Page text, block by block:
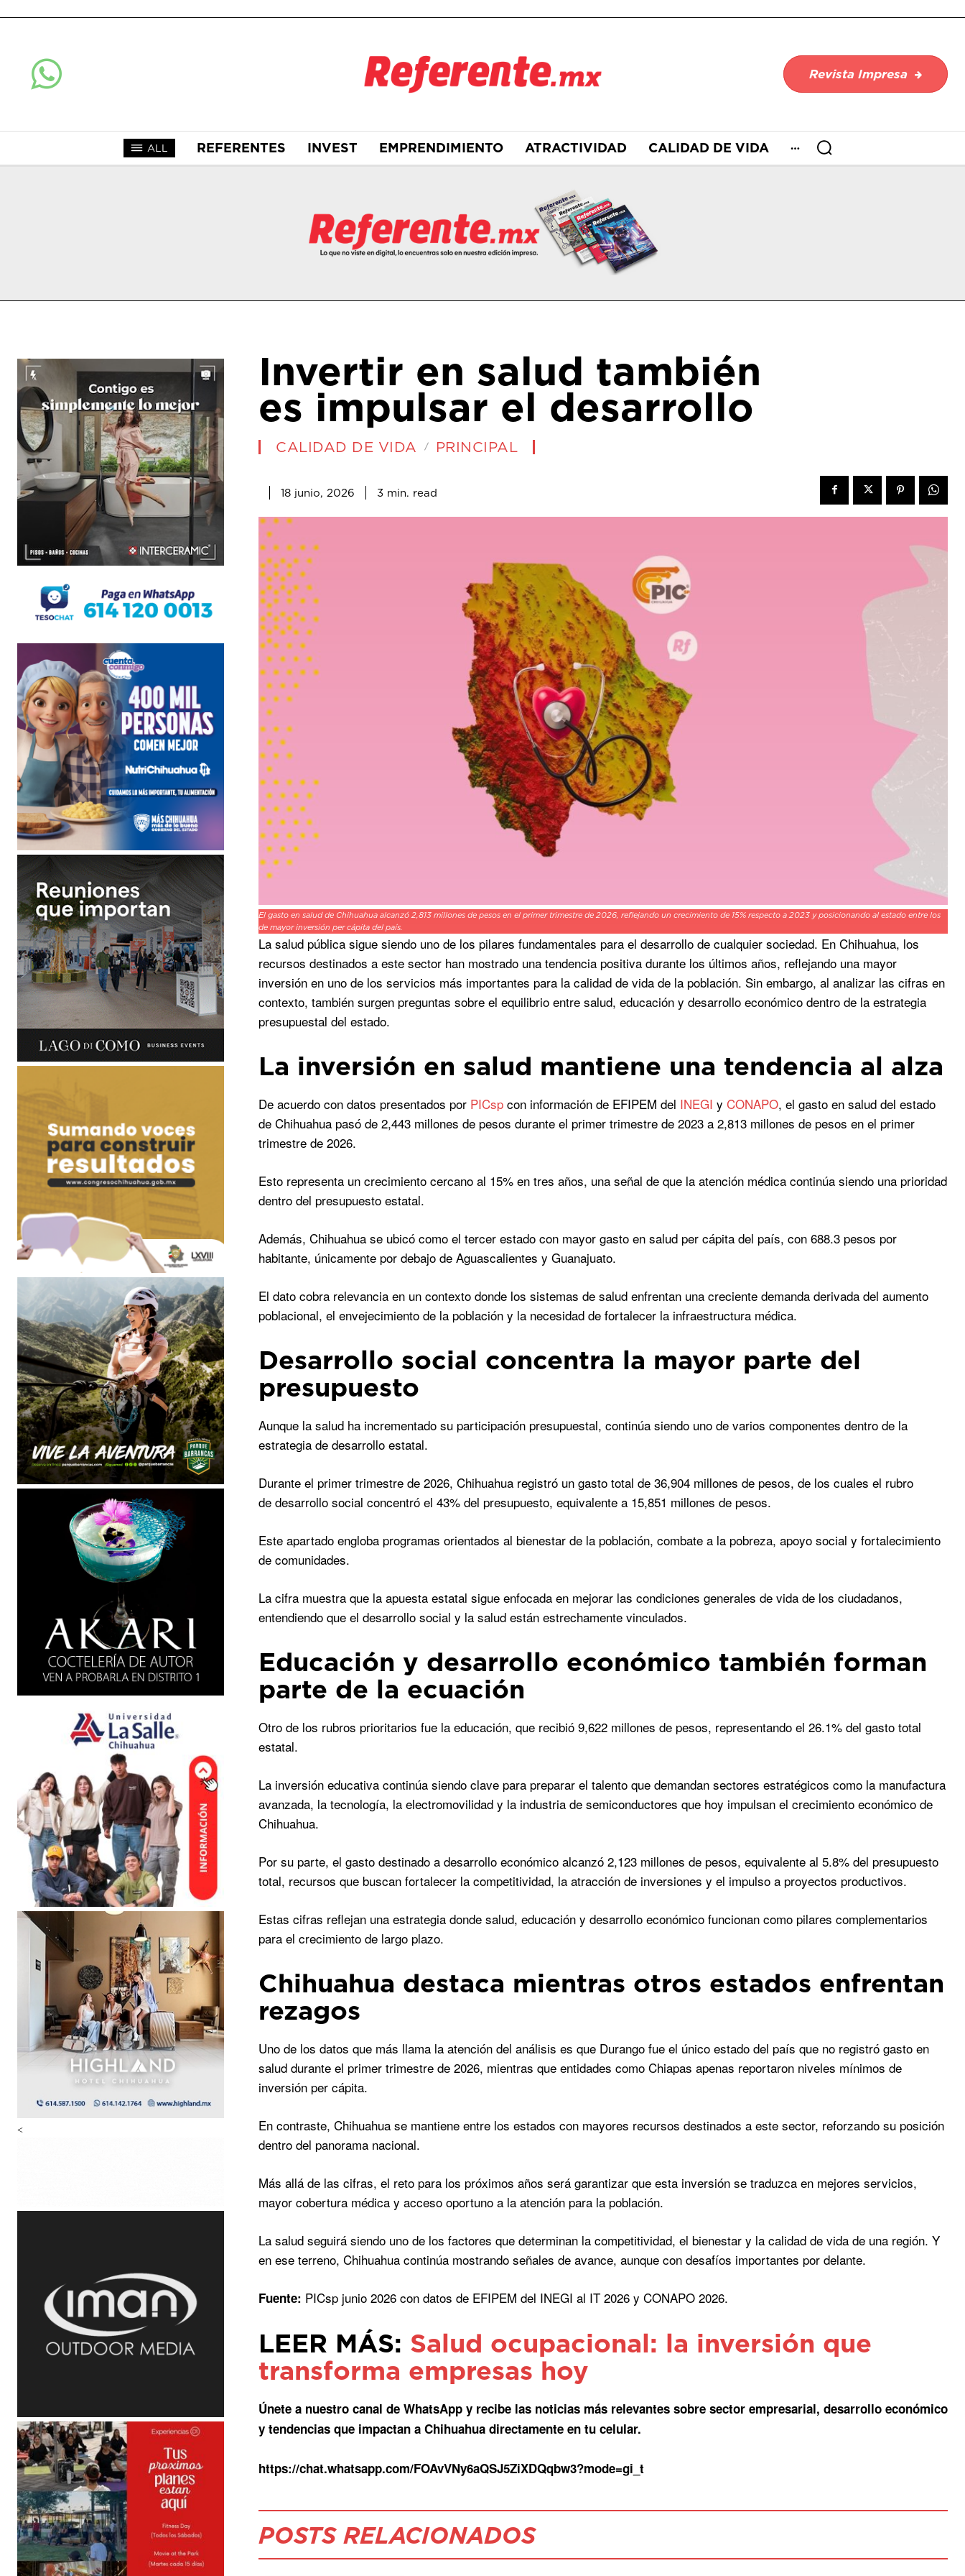
Revista Impresa
ALL REFERENTES INVEST EMPRENDIMIENTO ATRACTIVIDAD CALIDAD DE VIDA
<
Invertir en salud también
es impulsar el desarrollo
CALIDAD DE VIDA PRINCIPAL
18 junio, 2026 3 min. read
El gasto en salud de Chihuahua alcanzó 2,813 millones de pesos en el primer trimestre de 2026, reflejando un crecimiento de 15% respecto a 2023 y posicionando al estado entre los
de mayor inversión per cápita del país.
La salud pública sigue siendo uno de los pilares fundamentales para el desarrollo de cualquier sociedad. En Chihuahua, los
recursos destinados a este sector han mostrado una tendencia positiva durante los últimos años, reflejando una mayor
inversión en uno de los servicios más importantes para la calidad de vida de la población. Sin embargo, al analizar las cifras en
contexto, también surgen preguntas sobre el equilibrio entre salud, educación y desarrollo económico dentro de la estrategia
presupuestal del estado.
La inversión en salud mantiene una tendencia al alza
De acuerdo con datos presentados por PICsp con información de EFIPEM del INEGI y CONAPO, el gasto en salud del estado
de Chihuahua pasó de 2,443 millones de pesos durante el primer trimestre de 2023 a 2,813 millones de pesos en el primer
trimestre de 2026.
Esto representa un crecimiento cercano al 15% en tres años, una señal de que la atención médica continúa siendo una prioridad
dentro del presupuesto estatal.
Además, Chihuahua se ubicó como el tercer estado con mayor gasto en salud per cápita del país, con 688.3 pesos por
habitante, únicamente por debajo de Aguascalientes y Guanajuato.
El dato cobra relevancia en un contexto donde los sistemas de salud enfrentan una creciente demanda derivada del aumento
poblacional, el envejecimiento de la población y la necesidad de fortalecer la infraestructura médica.
Desarrollo social concentra la mayor parte del
presupuesto
Aunque la salud ha incrementado su participación presupuestal, continúa siendo uno de varios componentes dentro de la
estrategia de desarrollo estatal.
Durante el primer trimestre de 2026, Chihuahua registró un gasto total de 36,904 millones de pesos, de los cuales el rubro
de desarrollo social concentró el 43% del presupuesto, equivalente a 15,851 millones de pesos.
Este apartado engloba programas orientados al bienestar de la población, combate a la pobreza, apoyo social y fortalecimiento
de comunidades.
La cifra muestra que la apuesta estatal sigue enfocada en mejorar las condiciones generales de vida de los ciudadanos,
entendiendo que el desarrollo social y la salud están estrechamente vinculados.
Educación y desarrollo económico también forman
parte de la ecuación
Otro de los rubros prioritarios fue la educación, que recibió 9,622 millones de pesos, representando el 26.1% del gasto total
estatal.
La inversión educativa continúa siendo clave para preparar el talento que demandan sectores estratégicos como la manufactura
avanzada, la tecnología, la electromovilidad y la industria de semiconductores que hoy impulsan el crecimiento económico de
Chihuahua.
Por su parte, el gasto destinado a desarrollo económico alcanzó 2,123 millones de pesos, equivalente al 5.8% del presupuesto
total, recursos que buscan fortalecer la competitividad, la atracción de inversiones y el impulso a proyectos productivos.
Estas cifras reflejan una estrategia donde salud, educación y desarrollo económico funcionan como pilares complementarios
para el crecimiento de largo plazo.
Chihuahua destaca mientras otros estados enfrentan
rezagos
Uno de los datos que más llama la atención del análisis es que Durango fue el único estado del país que no registró gasto en
salud durante el primer trimestre de 2026, mientras que entidades como Chiapas apenas reportaron niveles mínimos de
inversión per cápita.
En contraste, Chihuahua se mantiene entre los estados con mayores recursos destinados a este sector, reforzando su posición
dentro del panorama nacional.
Más allá de las cifras, el reto para los próximos años será garantizar que esta inversión se traduzca en mejores servicios,
mayor cobertura médica y acceso oportuno a la atención para la población.
La salud seguirá siendo uno de los factores que determinan la competitividad, el bienestar y la calidad de vida de una región. Y
en ese terreno, Chihuahua continúa mostrando señales de avance, aunque con desafíos importantes por delante.
Fuente: PICsp junio 2026 con datos de EFIPEM del INEGI al IT 2026 y CONAPO 2026.
LEER MÁS: Salud ocupacional: la inversión que
transforma empresas hoy
Únete a nuestro canal de WhatsApp y recibe las noticias más relevantes sobre sector empresarial, desarrollo económico
y tendencias que impactan a Chihuahua directamente en tu celular.
https://chat.whatsapp.com/FOAvVNy6aQSJ5ZiXDQqbw3?mode=gi_t
POSTS RELACIONADOS